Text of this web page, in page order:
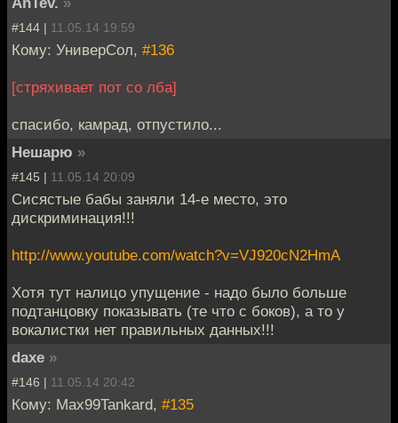
#144 | 11.05.14 19:59
Кому: УниверСол, #136
[стряхивает пот со лба]
спасибо, камрад, отпустило...
Нешарю »
#145 | 11.05.14 20:09
Сисястые бабы заняли 14-е место, это
дискриминация!!!
http://www.youtube.com/watch?v=VJ920cN2HmA
Хотя тут налицо упущение - надо было больше
подтанцовку показывать (те что с боков), а то у
вокалистки нет правильных данных!!!
daxe »
#146 | 11.05.14 20:42
Кому: Max99Tankard, #135